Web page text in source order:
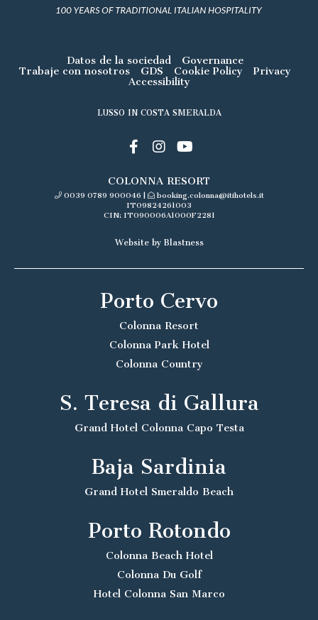
Datos de la sociedad
Governance
Trabaje con nosotros
GDS Cookie Policy
Privacy
Accessibility
LUSSO IN COSTA SMERALDA
COLONNA RESORT
0039 0789 900046 |
booking.colonna@itihotels.it
IT09824261003
CIN: IT090006A1000F2281
Website by Blastness
Porto Cervo
Colonna Resort
Colonna Park Hotel
Colonna Country
S. Teresa di Gallura
Grand Hotel Colonna Capo Testa
Baja Sardinia
Grand Hotel Smeraldo Beach
Porto Rotondo
Colonna Beach Hotel
Colonna Du Golf
Hotel Colonna San Marco